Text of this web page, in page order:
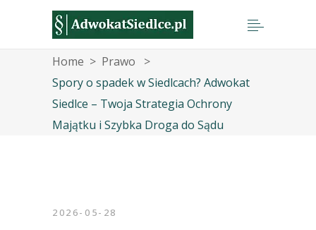
Home > Prawo
>
Spory o spadek w Siedlcach? Adwokat
Siedlce – Twoja Strategia Ochrony
Majątku i Szybka Droga do Sądu
2026-05-28